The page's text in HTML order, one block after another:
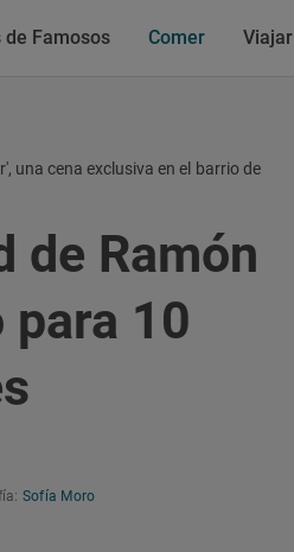
de Famosos Comer Viajar
una cena exclusiva en el barrio de
de Ramón
para 10
Sofía Moro